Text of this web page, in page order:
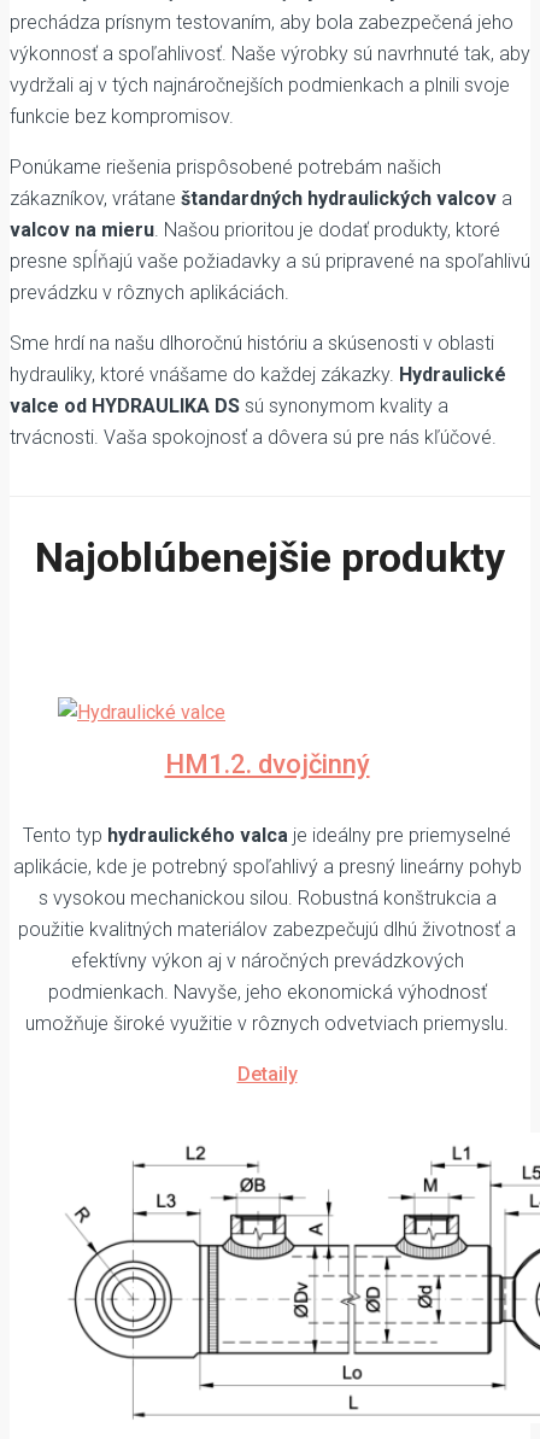
prechádza prísnym testovaním, aby bola zabezpečená jeho
výkonnosť a spoľahlivosť. Naše výrobky sú navrhnuté tak, aby
vydržali aj v tých najnáročnejších podmienkach a plnili svoje
funkcie bez kompromisov.
Ponúkame riešenia prispôsobené potrebám našich
zákazníkov, vrátane štandardných hydraulických valcov a
valcov na mieru . Našou prioritou je dodať produkty, ktoré
presne spĺňajú vaše požiadavky a sú pripravené na spoľahlivú
prevádzku v rôznych aplikáciách.
Sme hrdí na našu dlhoročnú históriu a skúsenosti v oblasti
hydrauliky, ktoré vnášame do každej zákazky. Hydraulické
valce od HYDRAULIKA DS sú synonymom kvality a
trvácnosti. Vaša spokojnosť a dôvera sú pre nás kľúčové.
Najoblúbenejšie produkty
HM1.2. dvojčinný
Tento typ hydraulického valca je ideálny pre priemyselné
aplikácie, kde je potrebný spoľahlivý a presný lineárny pohyb
s vysokou mechanickou silou. Robustná konštrukcia a
použitie kvalitných materiálov zabezpečujú dlhú životnosť a
efektívny výkon aj v náročných prevádzkových
podmienkach. Navyše, jeho ekonomická výhodnosť
umožňuje široké využitie v rôznych odvetviach priemyslu.
Detaily